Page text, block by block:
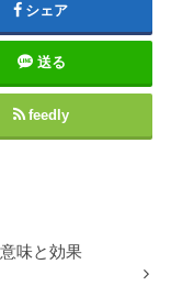
シェア
送る
feedly
味と効果